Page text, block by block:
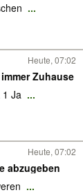
...
Heute, 07:02
Zuhause
1 Ja ...
Heute, 07:02
abzugeben
...